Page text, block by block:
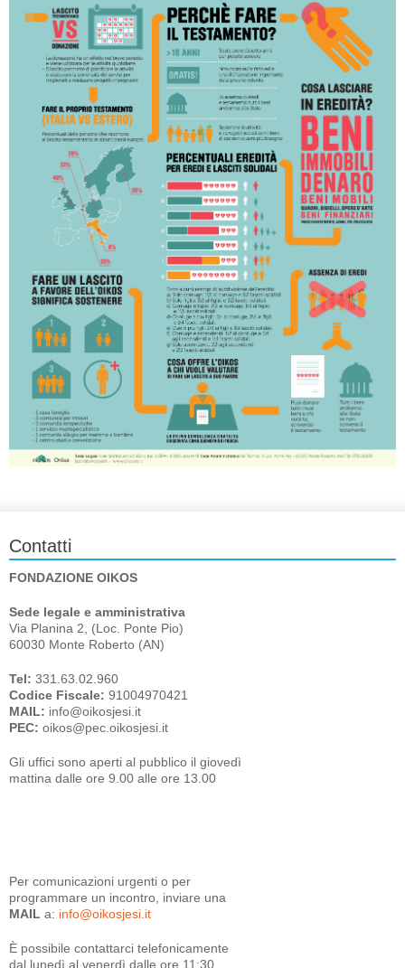
Contatti
FONDAZIONE OIKOS
Sede legale e amministrativa
Via Planina 2, (Loc. Ponte Pio)
60030 Monte Roberto (AN)
Tel: 331.63.02.960
Codice Fiscale: 91004970421
MAIL: info@oikosjesi.it
PEC: oikos@pec.oikosjesi.it
Gli uffici sono aperti al pubblico il giovedì
mattina dalle ore 9.00 alle ore 13.00
Per comunicazioni urgenti o per
programmare un incontro, inviare una
MAIL a: info@oikosjesi.it
È possibile contattarci telefonicamente
dal lunedì al venerdì dalle ore 11:30